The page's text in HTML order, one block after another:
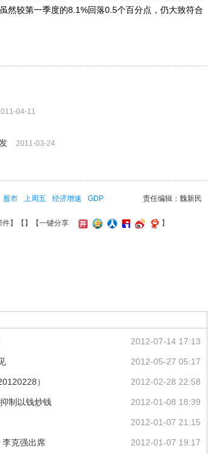
然较第一季度的8.1%回落0.5个百分点，仍大致符合
04-11
2011-03-24
责任编辑：魏新民
股市 上周五 经济增速 GDP
件】【 】 【一键分享 】
2012-07-14 17:13
2012-05-27 05:17
2012-02-28 22:58
）
2012-01-08 18:39
制以钱炒钱
2012-01-07 21:15
2012-01-07 19:17
李克强出席